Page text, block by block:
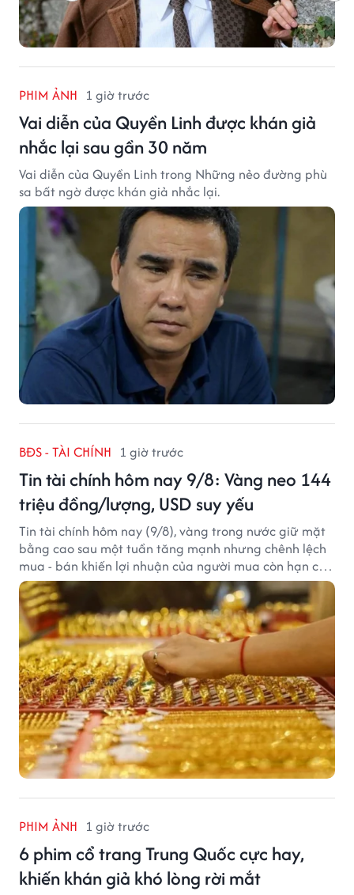
PHIM ẢNH 1 giờ trước
Vai diễn của Quyền Linh được khán giả
nhắc lại sau gần 30 năm
Vai diễn của Quyền Linh trong Những nẻo đường phù
sa bất ngờ được khán giả nhắc lại.
BĐS - TÀI CHÍNH 1 giờ trước
Tin tài chính hôm nay 9/8: Vàng neo 144
triệu đồng/lượng, USD suy yếu
Tin tài chính hôm nay (9/8), vàng trong nước giữ mặt
bằng cao sau một tuần tăng mạnh nhưng chênh lệch
mua - bán khiến lợi nhuận của người mua còn hạn chế,
trong khi USD chịu sức ép sau dữ liệu việc làm Mỹ gây
thất vọng.
PHIM ẢNH 1 giờ trước
6 phim cổ trang Trung Quốc cực hay,
khiến khán giả khó lòng rời mắt